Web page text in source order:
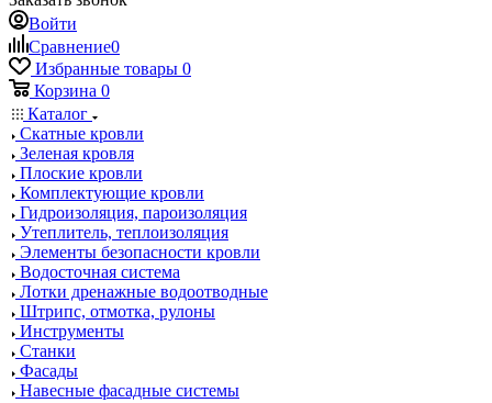
Войти
Сравнение0
Избранные товары 0
Корзина 0
Каталог
Скатные кровли
Зеленая кровля
Плоские кровли
Комплектующие кровли
Гидроизоляция, пароизоляция
Утеплитель, теплоизоляция
Элементы безопасности кровли
Водосточная система
Лотки дренажные водоотводные
Штрипс, отмотка, рулоны
Инструменты
Станки
Фасады
Навесные фасадные системы